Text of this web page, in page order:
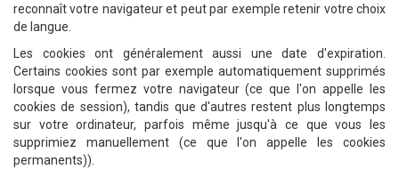
reconnaît votre navigateur et peut par exemple retenir votre choix
de langue.
Les cookies ont généralement aussi une date d'expiration.
Certains cookies sont par exemple automatiquement supprimés
lorsque vous fermez votre navigateur (ce que l'on appelle les
cookies de session), tandis que d'autres restent plus longtemps
sur votre ordinateur, parfois même jusqu'à ce que vous les
supprimiez manuellement (ce que l'on appelle les cookies
permanents)).